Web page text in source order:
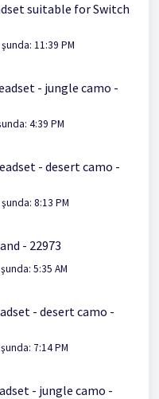
suitable for Switch
11:39 PM
- jungle camo -
4:39 PM
- desert camo -
8:13 PM
- 22973
5:35 AM
- desert camo -
7:14 PM
- jungle camo -